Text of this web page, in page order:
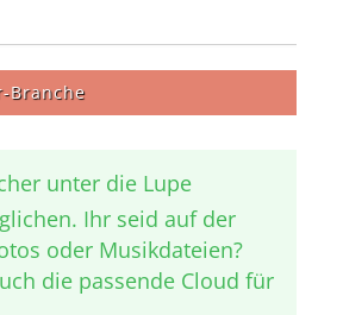
Branche
unter die Lupe
Ihr seid auf der
oder Musikdateien?
die passende Cloud für